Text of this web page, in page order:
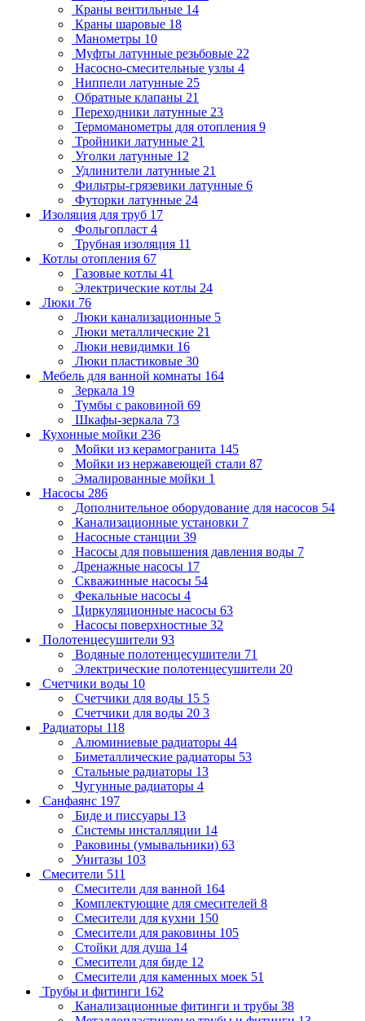
Краны вентильные 14
Краны шаровые 18
Манометры 10
Муфты латунные резьбовые 22
Насосно-смесительные узлы 4
Ниппели латунные 25
Обратные клапаны 21
Переходники латунные 23
Термоманометры для отопления 9
Тройники латунные 21
Уголки латунные 12
Удлинители латунные 21
Фильтры-грязевики латунные 6
Футорки латунные 24
Изоляция для труб 17
Фольгопласт 4
Трубная изоляция 11
Котлы отопления 67
Газовые котлы 41
Электрические котлы 24
Люки 76
Люки канализационные 5
Люки металлические 21
Люки невидимки 16
Люки пластиковые 30
Мебель для ванной комнаты 164
Зеркала 19
Тумбы с раковиной 69
Шкафы-зеркала 73
Кухонные мойки 236
Мойки из керамогранита 145
Мойки из нержавеющей стали 87
Эмалированные мойки 1
Насосы 286
Дополнительное оборудование для насосов 54
Канализационные установки 7
Насосные станции 39
Насосы для повышения давления воды 7
Дренажные насосы 17
Скважинные насосы 54
Фекальные насосы 4
Циркуляционные насосы 63
Насосы поверхностные 32
Полотенцесушители 93
Водяные полотенцесушители 71
Электрические полотенцесушители 20
Счетчики воды 10
Счетчики для воды 15 5
Счетчики для воды 20 3
Радиаторы 118
Алюминиевые радиаторы 44
Биметаллические радиаторы 53
Стальные радиаторы 13
Чугунные радиаторы 4
Санфаянс 197
Биде и писсуары 13
Системы инсталляции 14
Раковины (умывальники) 63
Унитазы 103
Смесители 511
Смесители для ванной 164
Комплектующие для смесителей 8
Смесители для кухни 150
Смесители для раковины 105
Стойки для душа 14
Смесители для биде 12
Смесители для каменных моек 51
Трубы и фитинги 162
Канализационные фитинги и трубы 38